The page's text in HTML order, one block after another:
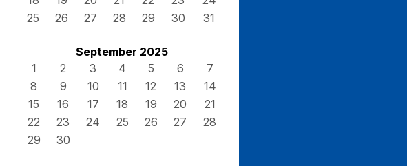
25
26 27 28 29 30 31
September 2025
1
2 3 4 5 6
7
8
9 10 11 12 13
14
15
16 17 18 19 20
21
22
23 24 25 26 27
28
29
30